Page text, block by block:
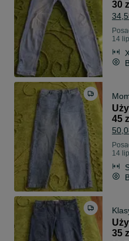
30
14
45
14
35